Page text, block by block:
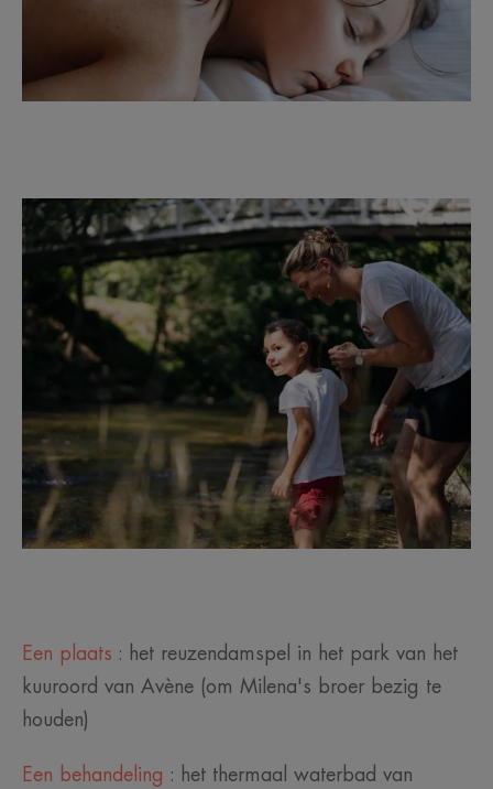
Een plaats : het reuzendamspel in het park van het
kuuroord van Avène (om Milena's broer bezig te
houden)
Een behandeling : het thermaal waterbad van